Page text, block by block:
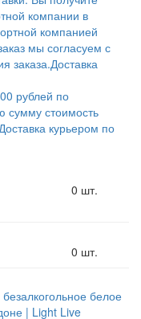
компании в
компанией
мы согласуем с
заказа.Доставка
рублей по
сумму стоимость
Доставка курьером по
0 шт.
0 шт.
белое
| Light Live